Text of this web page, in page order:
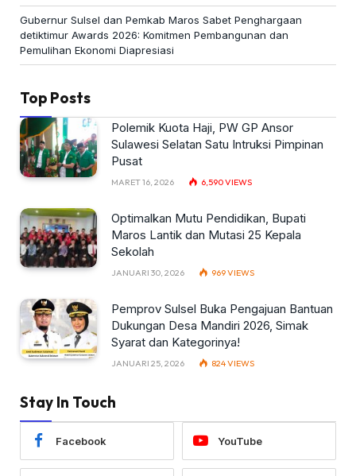
Gubernur Sulsel dan Pemkab Maros Sabet Penghargaan
detiktimur Awards 2026: Komitmen Pembangunan dan
Pemulihan Ekonomi Diapresiasi
Top Posts
Polemik Kuota Haji, PW GP Ansor
Sulawesi Selatan Satu Intruksi Pimpinan
Pusat
MARET 16, 2026 6,590VIEWS
Optimalkan Mutu Pendidikan, Bupati
Maros Lantik dan Mutasi 25 Kepala
Sekolah
JANUARI 30, 2026 969VIEWS
Pemprov Sulsel Buka Pengajuan Bantuan
Dukungan Desa Mandiri 2026, Simak
Syarat dan Kategorinya!
JANUARI 25, 2026 824VIEWS
Stay In Touch
Facebook YouTube